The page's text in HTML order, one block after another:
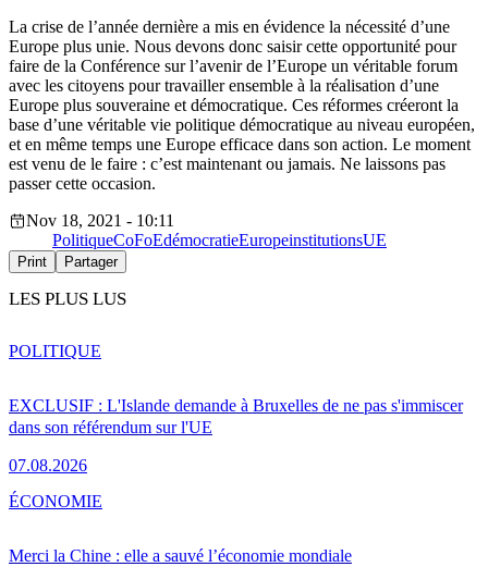
La crise de l’année dernière a mis en évidence la nécessité d’une
Europe plus unie. Nous devons donc saisir cette opportunité pour
faire de la Conférence sur l’avenir de l’Europe un véritable forum
avec les citoyens pour travailler ensemble à la réalisation d’une
Europe plus souveraine et démocratique. Ces réformes créeront la
base d’une véritable vie politique démocratique au niveau européen,
et en même temps une Europe efficace dans son action. Le moment
est venu de le faire : c’est maintenant ou jamais. Ne laissons pas
passer cette occasion.
Nov 18, 2021 - 10:11
PolitiqueCoFoEdémocratieEuropeinstitutionsUE
Print Partager
LES PLUS LUS
EXCLUSIF : L'Islande demande à Bruxelles de ne pas s'immiscer
dans son référendum sur l'UE
07.08.2026
POLITIQUE
Merci la Chine : elle a sauvé l’économie mondiale
ÉCONOMIE